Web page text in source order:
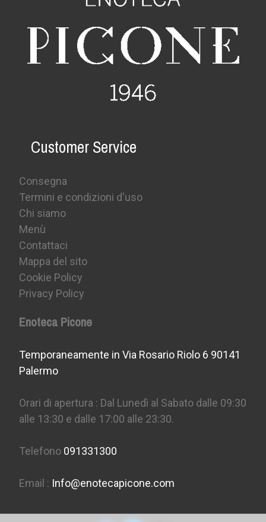
Customer Service
Consegna
Termini e condizioni d'uso
Chi siamo
Menù
Contattaci
Mappa del sito
Cookie Policy
Privacy Policy
Enoteca Picone
Temporaneamente in Via Rosario Riolo 6 90141
Palermo
Orari di apertura : Dal Lunedì al Sabato dalle 09:30
alle 13:30 e dalle 17:00 alle 23:30.
Telefono 091331300
Email : Info@enotecapicone.com